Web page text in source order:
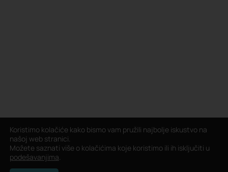
Koristimo kolačiće kako bismo vam pružili najbolje iskustvo na
našoj web stranici.
Možete saznati više o kolačićima koje koristimo ili ih isključiti u
podešavanjima.